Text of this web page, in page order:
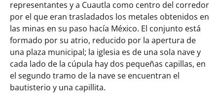
representantes y a Cuautla como centro del corredor
por el que eran trasladados los metales obtenidos en
las minas en su paso hacía México. El conjunto está
formado por su atrio, reducido por la apertura de
una plaza municipal; la iglesia es de una sola nave y
cada lado de la cúpula hay dos pequeñas capillas, en
el segundo tramo de la nave se encuentran el
bautisterio y una capillita.